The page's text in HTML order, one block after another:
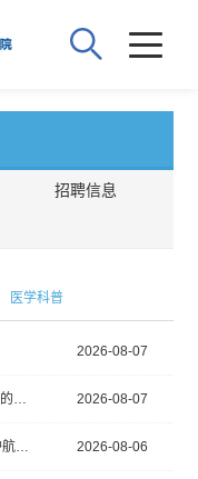
招聘信息
医学科普
2026-08-07
鼻塞、流涕、鼻腔溃烂总不好？别忽视隐匿的鼻腔淋巴瘤 2026-08-07
第35个世界母乳喂养周｜支持母乳喂养，护航生命起点 2026-08-06